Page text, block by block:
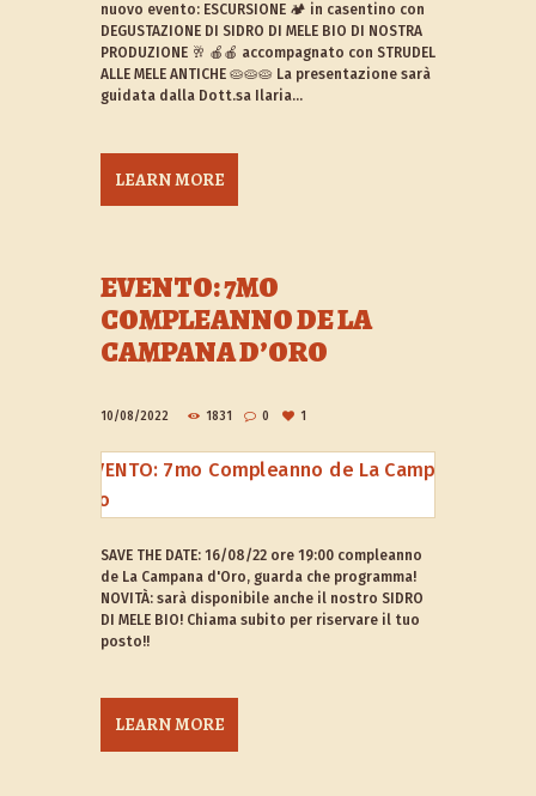
nuovo evento: ESCURSIONE 🏕️ in casentino con
DEGUSTAZIONE DI SIDRO DI MELE BIO DI NOSTRA
PRODUZIONE 🥂 🍎🍎 accompagnato con STRUDEL
ALLE MELE ANTICHE 🥧🥧🥧 La presentazione sarà
guidata dalla Dott.sa Ilaria...
LEARN MORE
EVENTO: 7MO
COMPLEANNO DE LA
CAMPANA D’ORO
10/08/2022 1831 0 1
SAVE THE DATE: 16/08/22 ore 19:00 compleanno
de La Campana d'Oro, guarda che programma!
NOVITÀ: sarà disponibile anche il nostro SIDRO
DI MELE BIO! Chiama subito per riservare il tuo
posto!!
LEARN MORE